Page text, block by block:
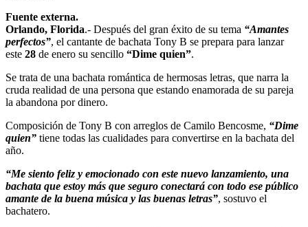
Fuente externa.
Orlando, Florida.- Después del gran éxito de su tema “Amantes
perfectos”, el cantante de bachata Tony B se prepara para lanzar
este 28 de enero su sencillo “Dime quien”.
Se trata de una bachata romántica de hermosas letras, que narra la
cruda realidad de una persona que estando enamorada de su pareja
la abandona por dinero.
Composición de Tony B con arreglos de Camilo Bencosme, “Dime
quien” tiene todas las cualidades para convertirse en la bachata del
año.
“Me siento feliz y emocionado con este nuevo lanzamiento, una
bachata que estoy más que seguro conectará con todo ese público
amante de la buena música y las buenas letras”, sostuvo el
bachatero.